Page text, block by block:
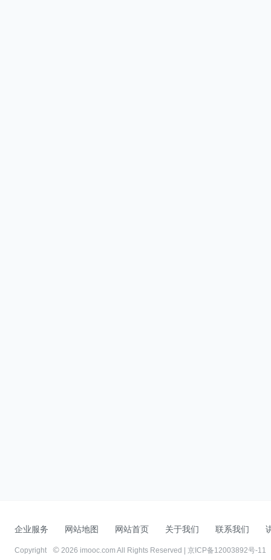
企业服务 网站地图 网站首页 关于我们 联系我们
Copyright 2026 imooc.com All Rights Reserved | 京ICP备12003892号-11